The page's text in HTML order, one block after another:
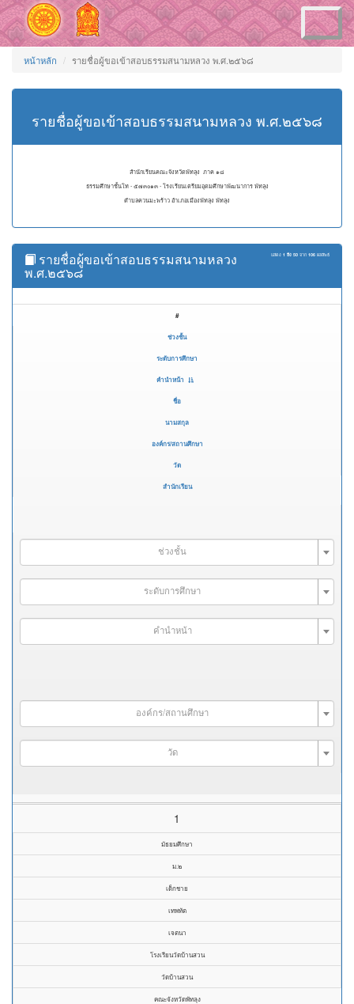
Toggle
navigation
หน้าหลัก รายชื่อผู้ขอเข้าสอบธรรมสนามหลวง พ.ศ.๒๕๖๘
รายชื่อผู้ขอเข้าสอบธรรมสนามหลวง พ.ศ.๒๕๖๘
สำนักเรียนคณะจังหวัดพัทลุง ภาค ๑๘
ธรรมศึกษาชั้นโท - ๕๗๓๐๑๓ - โรงเรียนเตรียมอุดมศึกษาพัฒนาการ พัทลุง
ตำบลควนมะพร้าว อำเภอเมืองพัทลุง พัทลุง
แสดง 1 ถึง 50 จาก 106 ผลลัพธ์
รายชื่อผู้ขอเข้าสอบธรรมสนามหลวง
พ.ศ.๒๕๖๘
#
ช่วงชั้น
ระดับการศึกษา
คำนำหน้า
ชื่อ
นามสกุล
องค์กร/สถานศึกษา
วัด
สำนักเรียน
ช่วงชั้น
ระดับการศึกษา
คำนำหน้า
องค์กร/สถานศึกษา
วัด
1
มัธยมศึกษา
ม.๒
เด็กชาย
เทพทัต
เจตนา
โรงเรียนวัดบ้านสวน
วัดบ้านสวน
คณะจังหวัดพัทลุง